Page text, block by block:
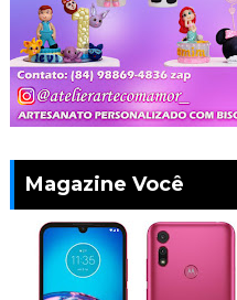
Magazine Você